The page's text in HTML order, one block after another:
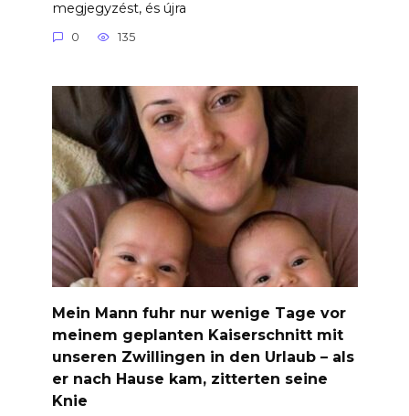
megjegyzést, és újra
0 135
Mein Mann fuhr nur wenige Tage vor
meinem geplanten Kaiserschnitt mit
unseren Zwillingen in den Urlaub – als
er nach Hause kam, zitterten seine
Knie